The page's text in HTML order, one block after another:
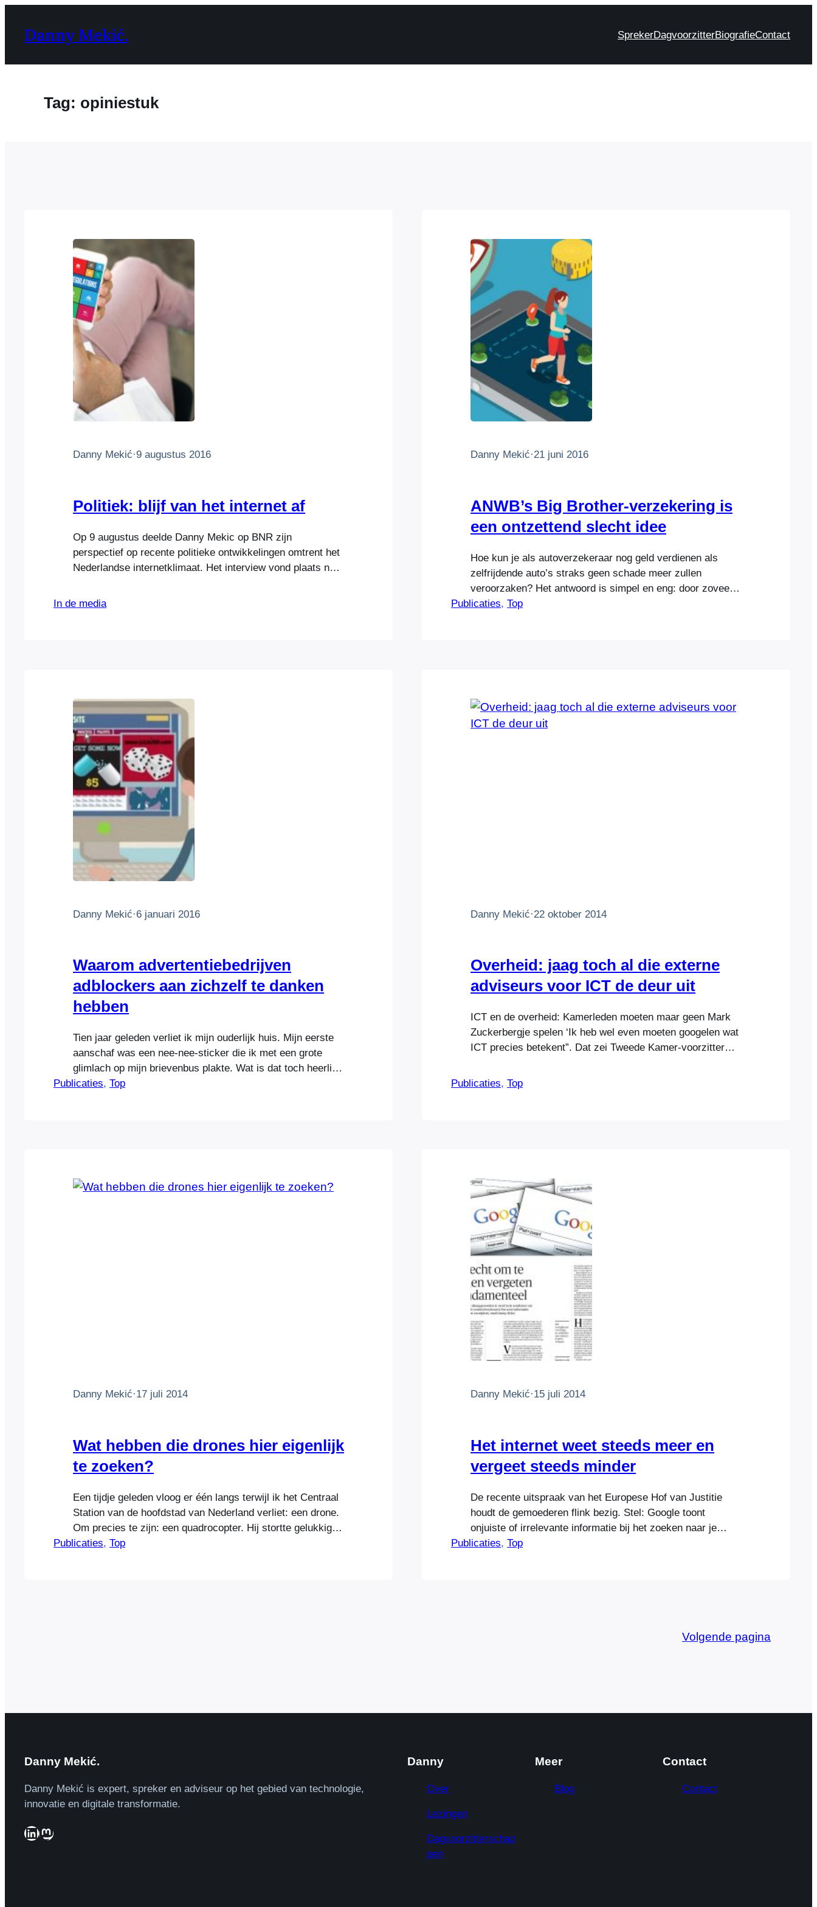
naar
inhoud
Danny Mekić. SprekerDagvoorzitterBiografieContact
Tag: opiniestuk
Danny Mekić·9 augustus 2016
Politiek: blijf van het internet af
Op 9 augustus deelde Danny Mekic op BNR zijn
perspectief op recente politieke ontwikkelingen omtrent het
Nederlandse internetklimaat. Het interview vond plaats naar
dat hij samen met D66-Kamerlid Kees Verhoeven
In de media
Danny Mekić·21 juni 2016
ANWB’s Big Brother-verzekering is
een ontzettend slecht idee
Hoe kun je als autoverzekeraar nog geld verdienen als
zelfrijdende auto’s straks geen schade meer zullen
veroorzaken? Het antwoord is simpel en eng: door zoveel
mogelijk privé-informatie te verzamelen over je klanten.
Publicaties, Top
Danny Mekić·6 januari 2016
Waarom advertentiebedrijven
adblockers aan zichzelf te danken
hebben
Tien jaar geleden verliet ik mijn ouderlijk huis. Mijn eerste
aanschaf was een nee-nee-sticker die ik met een grote
glimlach op mijn brievenbus plakte. Wat is dat toch heerlijk,
dacht ik, om zelf te kunnen bepalen hoeveel commerciële
Publicaties, Top
Danny Mekić·22 oktober 2014
Overheid: jaag toch al die externe
adviseurs voor ICT de deur uit
ICT en de overheid: Kamerleden moeten maar geen Mark
Zuckerbergje spelen ‘Ik heb wel even moeten googelen wat
ICT precies betekent”. Dat zei Tweede Kamer-voorzitter
toen ze vorige week woensdag het onderzoeksrapport over
Publicaties, Top
Danny Mekić·17 juli 2014
Wat hebben die drones hier eigenlijk
te zoeken?
Een tijdje geleden vloog er één langs terwijl ik het Centraal
Station van de hoofdstad van Nederland verliet: een drone.
Om precies te zijn: een quadrocopter. Hij stortte gelukkig
nét niet neer op de hoofden van een groep toeristen. Wat
Publicaties, Top
Danny Mekić·15 juli 2014
Het internet weet steeds meer en
vergeet steeds minder
De recente uitspraak van het Europese Hof van Justitie
houdt de gemoederen flink bezig. Stel: Google toont
onjuiste of irrelevante informatie bij het zoeken naar je
naam, dan kun je dankzij deze uitspraak Google verzoeken
Publicaties, Top
Volgende pagina
Danny Mekić.
Danny Mekić is expert, spreker en adviseur op het gebied van technologie,
innovatie en digitale transformatie.
LinkedIn Mastodon
Danny
Over
Lezingen
Dagvoorzitterschap
pen
Meer
Blog
Contact
Contact